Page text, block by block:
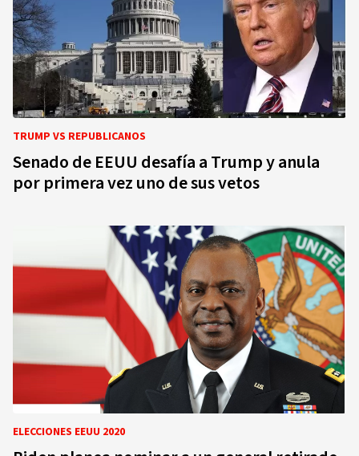
TRUMP VS REPUBLICANOS
Senado de EEUU desafía a Trump y anula
por primera vez uno de sus vetos
ELECCIONES EEUU 2020